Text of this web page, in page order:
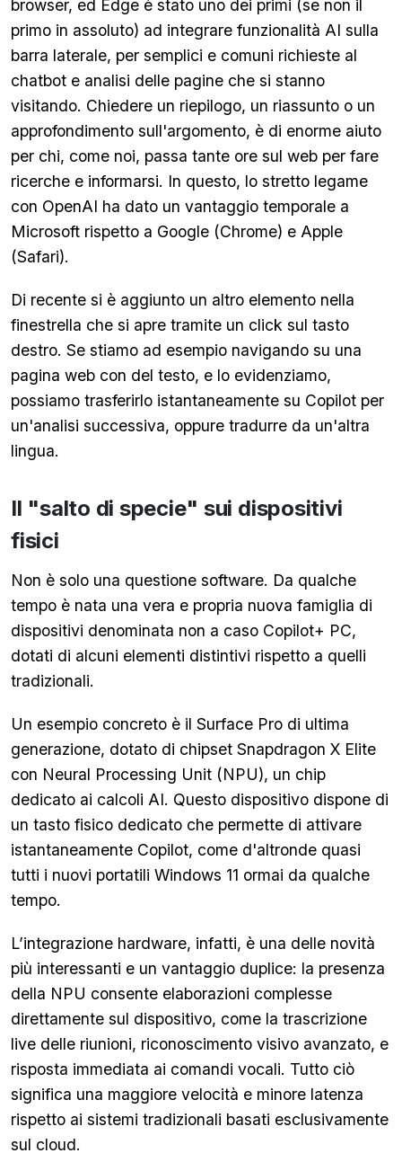
browser, ed Edge è stato uno dei primi (se non il
primo in assoluto) ad integrare funzionalità AI sulla
barra laterale, per semplici e comuni richieste al
chatbot e analisi delle pagine che si stanno
visitando. Chiedere un riepilogo, un riassunto o un
approfondimento sull'argomento, è di enorme aiuto
per chi, come noi, passa tante ore sul web per fare
ricerche e informarsi. In questo, lo stretto legame
con OpenAI ha dato un vantaggio temporale a
Microsoft rispetto a Google (Chrome) e Apple
(Safari).
Di recente si è aggiunto un altro elemento nella
finestrella che si apre tramite un click sul tasto
destro. Se stiamo ad esempio navigando su una
pagina web con del testo, e lo evidenziamo,
possiamo trasferirlo istantaneamente su Copilot per
un'analisi successiva, oppure tradurre da un'altra
lingua.
Il "salto di specie" sui dispositivi
fisici
Non è solo una questione software. Da qualche
tempo è nata una vera e propria nuova famiglia di
dispositivi denominata non a caso Copilot+ PC,
dotati di alcuni elementi distintivi rispetto a quelli
tradizionali.
Un esempio concreto è il Surface Pro di ultima
generazione, dotato di chipset Snapdragon X Elite
con Neural Processing Unit (NPU), un chip
dedicato ai calcoli AI. Questo dispositivo dispone di
un tasto fisico dedicato che permette di attivare
istantaneamente Copilot, come d'altronde quasi
tutti i nuovi portatili Windows 11 ormai da qualche
tempo.
L’integrazione hardware, infatti, è una delle novità
più interessanti e un vantaggio duplice: la presenza
della NPU consente elaborazioni complesse
direttamente sul dispositivo, come la trascrizione
live delle riunioni, riconoscimento visivo avanzato, e
risposta immediata ai comandi vocali. Tutto ciò
significa una maggiore velocità e minore latenza
rispetto ai sistemi tradizionali basati esclusivamente
sul cloud.